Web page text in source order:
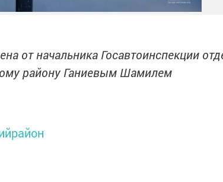
от начальника Госавтоинспекции
району Ганиевым Шамилем